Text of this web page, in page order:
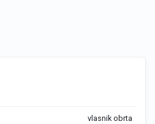
vlasnik obrta